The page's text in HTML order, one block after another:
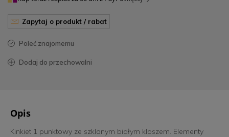
zapytaj o produkt / rabat
poleć znajomemu
dodaj do przechowalni
Opis
Kinkiet 1 punktowy ze szklanym białym kloszem. Elementy